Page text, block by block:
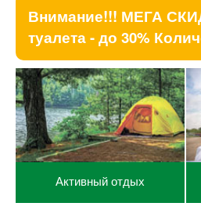
Внимание!!! МЕГА
туалета - до 30%
Активный отдых